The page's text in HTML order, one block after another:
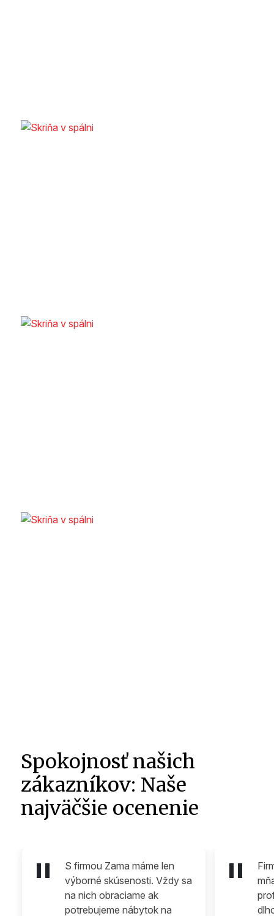
Spokojnosť našich
zákazníkov: Naše
najväčšie ocenenie
S firmou Zama máme len
výborné skúsenosti. Vždy sa
na nich obraciame ak
potrebujeme nábytok na